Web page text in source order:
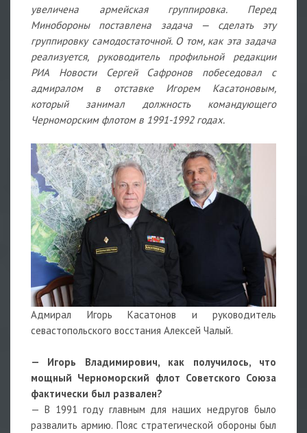
увеличена армейская группировка. Перед
Минобороны поставлена задача — сделать эту
группировку самодостаточной. О том, как эта задача
реализуется, руководитель профильной редакции
РИА Новости Сергей Сафронов побеседовал с
адмиралом в отставке Игорем Касатоновым,
который занимал должность командующего
Черноморским флотом в 1991-1992 годах.
Адмирал Игорь Касатонов и руководитель
севастопольского восстания Алексей Чалый.
— Игорь Владимирович, как получилось, что
мощный Черноморский флот Советского Союза
фактически был развален?
— В 1991 году главным для наших недругов было
развалить армию. Пояс стратегической обороны был